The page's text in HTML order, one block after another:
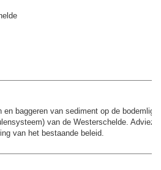
en baggeren van sediment op de
van de Westerschelde.
van het bestaande beleid.